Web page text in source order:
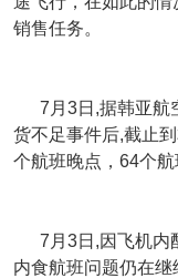
销售任务。
7月3日,据韩亚航
货不足事件后,截止
个航班晚点，64个航
7月3日,因飞机内
内食航班问题仍在继